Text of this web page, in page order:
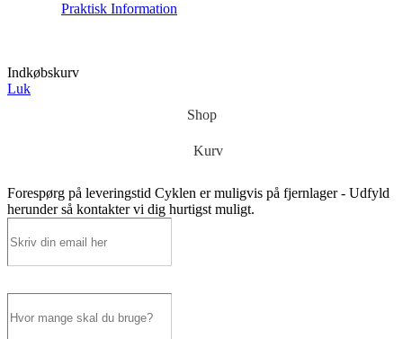
Praktisk Information
Indkøbskurv
Luk
Shop
Kurv
Forespørg på leveringstid Cyklen er muligvis på fjernlager - Udfyld
herunder så kontakter vi dig hurtigst muligt.